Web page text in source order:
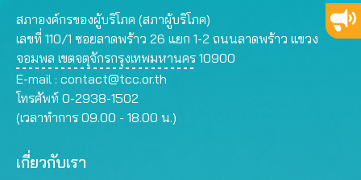
สภาองค์กรของผู้บริโภค (สภาผู้บริโภค)
เลขที่ 110/1 ซอยลาดพร้าว 26 แยก 1-2 ถนนลาดพร้าว แขวง
จอมพล เขตจตุจักรกรุงเทพมหานคร 10900
E-mail : contact@tcc.or.th
โทรศัพท์ 0-2938-1502
(เวลาทำการ 09.00 - 18.00 น.)
เกี่ยวกับเรา